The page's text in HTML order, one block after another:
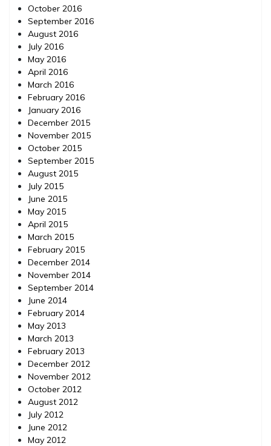
October 2016
September 2016
August 2016
July 2016
May 2016
April 2016
March 2016
February 2016
January 2016
December 2015
November 2015
October 2015
September 2015
August 2015
July 2015
June 2015
May 2015
April 2015
March 2015
February 2015
December 2014
November 2014
September 2014
June 2014
February 2014
May 2013
March 2013
February 2013
December 2012
November 2012
October 2012
August 2012
July 2012
June 2012
May 2012